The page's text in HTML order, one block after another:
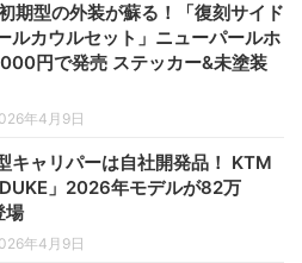
期型の外装が蘇る！「復刻サイド
ルカウルセット」ニューパールホ
円で発売 ステッカー&未塗装
年4月9日
キャリパーは自社開発品！ KTM
」2026年モデルが82万
場
年4月9日